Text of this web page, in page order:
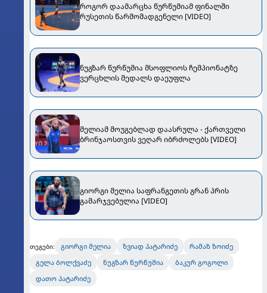
როგორ დაამარცხა წურწუმიამ ფინალში
რუსეთის წარმომადგენელი [VIDEO]
ნუგზარ წურწუმია მსოფლიოს ჩემპიონატზე
ვერცხლის მედალს დაეუფლა
მელიამ მოუგებლად დაასრულა - ქართველი
ბრინჯაოსთვის ვეღარ იბრძოლებს [VIDEO]
გიორგი მელია საფრანგეთის გრან პრის
გამარჯვებულია [VIDEO]
თეგები: გიორგი მელია ზვიად პატარიძე
რამაზ ზოიძე
გელა ბოლქვაძე
ნუგზარ წურწუმია
ბაკურ გოგოლი
დათო პატარიძე